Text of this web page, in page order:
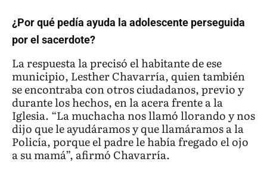
¿Por qué pedía ayuda la adolescente perseguida
por el sacerdote?
La respuesta la precisó el habitante de ese
municipio, Lesther Chavarría, quien también
se encontraba con otros ciudadanos, previo y
durante los hechos, en la acera frente a la
Iglesia. “La muchacha nos llamó llorando y nos
dijo que le ayudáramos y que llamáramos a la
Policía, porque el padre le había fregado el ojo
a su mamá”, afirmó Chavarría.